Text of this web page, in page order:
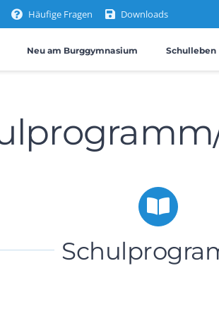
Häufige Fragen Downloads
Neu am Burggymnasium Schulleben